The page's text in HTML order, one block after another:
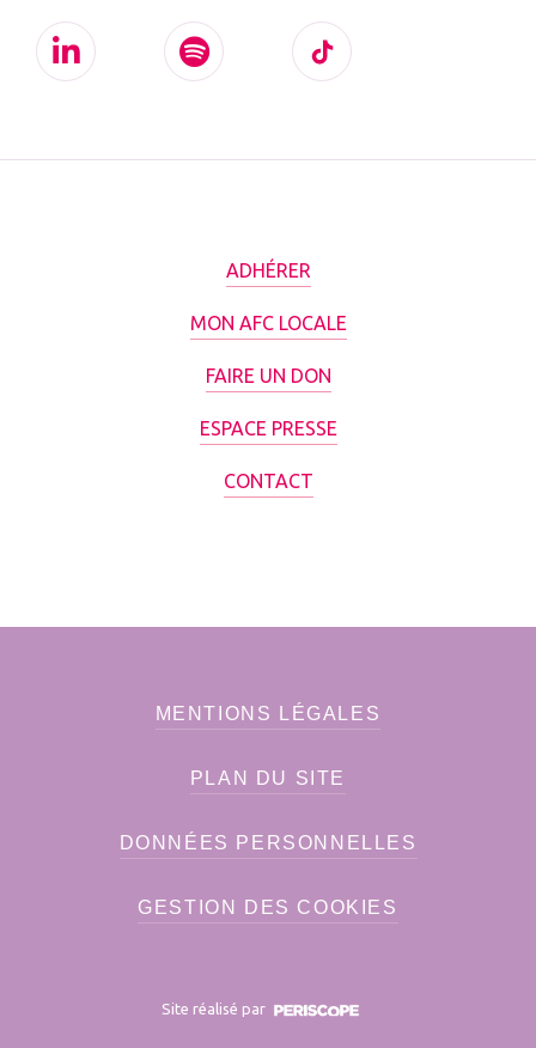
ADHÉRER
MON AFC LOCALE
FAIRE UN DON
ESPACE PRESSE
CONTACT
MENTIONS LÉGALES
PLAN DU SITE
DONNÉES PERSONNELLES
GESTION DES COOKIES
Site réalisé par